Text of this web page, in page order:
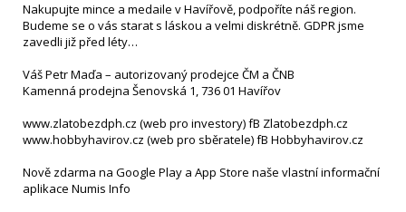
Nakupujte mince a medaile v Havířově, podpoříte náš region.
Budeme se o vás starat s láskou a velmi diskrétně. GDPR jsme
zavedli již před léty…
Váš Petr Maďa – autorizovaný prodejce ČM a ČNB
Kamenná prodejna Šenovská 1, 736 01 Havířov
www.zlatobezdph.cz (web pro investory) fB Zlatobezdph.cz
www.hobbyhavirov.cz (web pro sběratele) fB Hobbyhavirov.cz
Nově zdarma na Google Play a App Store naše vlastní informační
aplikace Numis Info